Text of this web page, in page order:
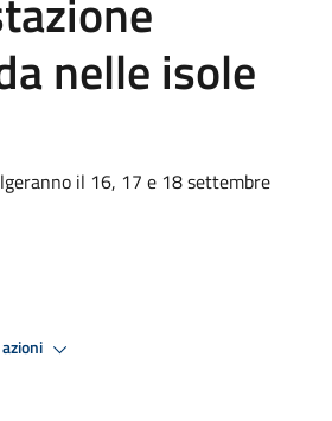
nelle isole
il 16, 17 e 18 settembre